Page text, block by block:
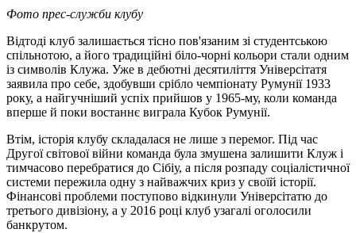
Фото прес-служби клубу
Відтоді клуб залишається тісно пов'язаним зі студентською
спільнотою, а його традиційні біло-чорні кольори стали одним
із символів Клужа. Уже в дебютні десятиліття Універсітатя
заявила про себе, здобувши срібло чемпіонату Румунії 1933
року, а найгучніший успіх прийшов у 1965-му, коли команда
вперше й поки востаннє виграла Кубок Румунії.
Втім, історія клубу складалася не лише з перемог. Під час
Другої світової війни команда була змушена залишити Клуж і
тимчасово перебратися до Сібіу, а після розпаду соціалістичної
системи пережила одну з найважчих криз у своїй історії.
Фінансові проблеми поступово відкинули Універсітатю до
третього дивізіону, а у 2016 році клуб узагалі оголосили
банкрутом.